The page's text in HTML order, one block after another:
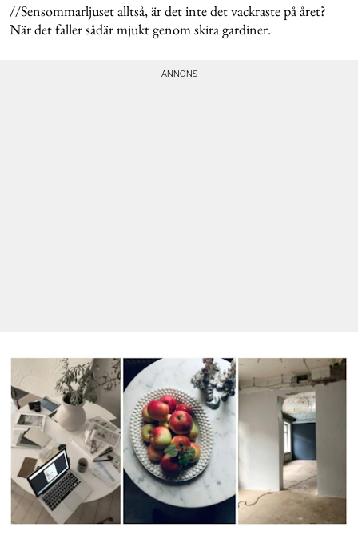
//Sensommarljuset alltså, är det inte det vackraste på året?
När det faller sådär mjukt genom skira gardiner.